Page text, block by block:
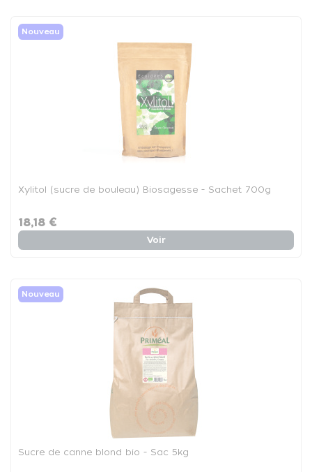
Nouveau
Xylitol (sucre de bouleau) Biosagesse - Sachet 700g
18,18 €
Voir
Nouveau
Sucre de canne blond bio - Sac 5kg